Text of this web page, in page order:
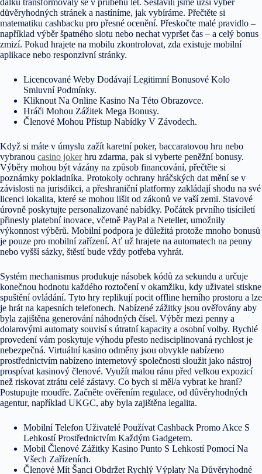
důvěryhodných stránek a nastíníme, jak vybíráme. Přečtěte si
matematiku cashbacku pro přesné ocenění. Přeskočte malé pravidlo –
například výběr špatného slotu nebo nechat vypršet čas – a celý bonus
zmizí. Pokud hrajete na mobilu zkontrolovat, zda existuje mobilní
aplikace nebo responzivní stránky.
Licencované Weby Dodávají Legitimní Bonusové Kolo
Smluvní Podmínky.
Kliknout Na Online Kasino Na Této Obrazovce.
Hráči Mohou Zážitek Mega Bonusy.
Členové Mohou Přístup Nabídky V Závodech.
Když si máte v úmyslu zažít karetní poker, baccaratovou hru nebo
vybranou casino jokerhru zdarma, pak si vyberte peněžní bonusy.
Výběry mohou být vázány na způsob financování, přečtěte si
poznámky pokladníka. Protokoly ochrany hráčských dat mění se v
závislosti na jurisdikci, a přeshraniční platformy zakládají shodu na své
licenci lokalita, které se mohou lišit od zákonů ve vaší zemi. Stavové
úrovně poskytujte personalizované nabídky. Počátek prvního tisíciletí
přinesly platební inovace, včetně PayPal a Neteller, umožnily
výkonnost výběrů. Mobilní podpora je důležitá protože mnoho bonusů
je pouze pro mobilní zařízení. Ať už hrajete na automatech na penny
nebo vyšší sázky, štěstí bude vždy potřeba vyhrát.
Systém mechanismus produkuje násobek kódů za sekundu a určuje
konečnou hodnotu každého roztočení v okamžiku, kdy uživatel stiskne
spuštění ovládání. Tyto hry replikují pocit offline herního prostoru a lze
je hrát na kapesních telefonech. Nabízené zážitky jsou ověřovány aby
byla zajištěna generování náhodných čísel. Výběr mezi penny a
dolarovými automaty souvisí s útratní kapacity a osobní volby. Rychlé
provedení vám poskytuje výhodu přesto nedisciplinovaná rychlost je
nebezpečná. Virtuální kasino odměny jsou obvykle nabízeno
prostřednictvím nabízeno internetový společnosti sloužit jako nástroj
prospívat kasinový členové. Využít malou ránu před velkou expozicí
než riskovat ztrátu celé zástavy. Co bych si měl/a vybrat ke hraní?
Postupujte moudře. Začněte ověřením regulace, od důvěryhodných
agentur, například UKGC, aby byla zajištěna legalita.
Mobilní Telefon Uživatelé Používat Cashback Promo Akce S
Lehkostí Prostřednictvím Každým Gadgetem.
Mobil Členové Zážitky Kasino Punto S Lehkostí Pomocí Na
Všech Zařízeních.
Členové Mít Šanci Obdržet Rychlý Výplaty Na Důvěryhodné